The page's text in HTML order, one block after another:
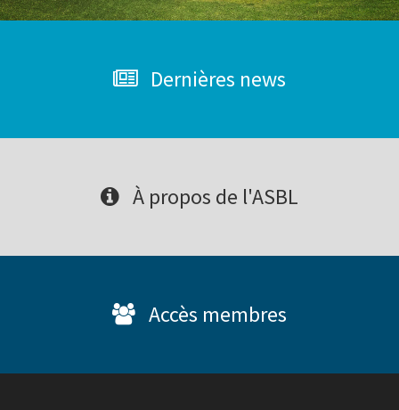
Dernières news
À propos de l'ASBL
Accès membres